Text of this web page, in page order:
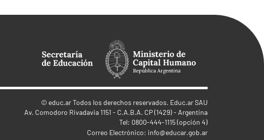
© educ.arTodos los derechos reservados. Educ.ar SAU
Av. Comodoro Rivadavia 1151 - C.A.B.A. CP (1429) - Argentina
Tel: 0800-444-1115 (opción 4)
Correo Electrónico: info@educar.gob.ar